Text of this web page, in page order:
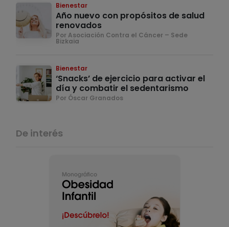
Bienestar
Año nuevo con propósitos de salud
renovados
Por Asociación Contra el Cáncer – Sede
Bizkaia
Bienestar
‘Snacks’ de ejercicio para activar el
día y combatir el sedentarismo
Por Óscar Granados
De interés